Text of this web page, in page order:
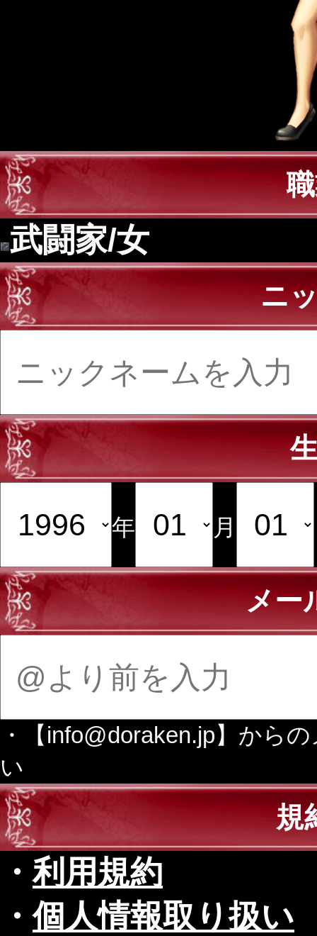
武闘家/女
ニ
年 月
メー
・【info@doraken.jp】から
い
規
・利用規約
・個人情報取り扱い